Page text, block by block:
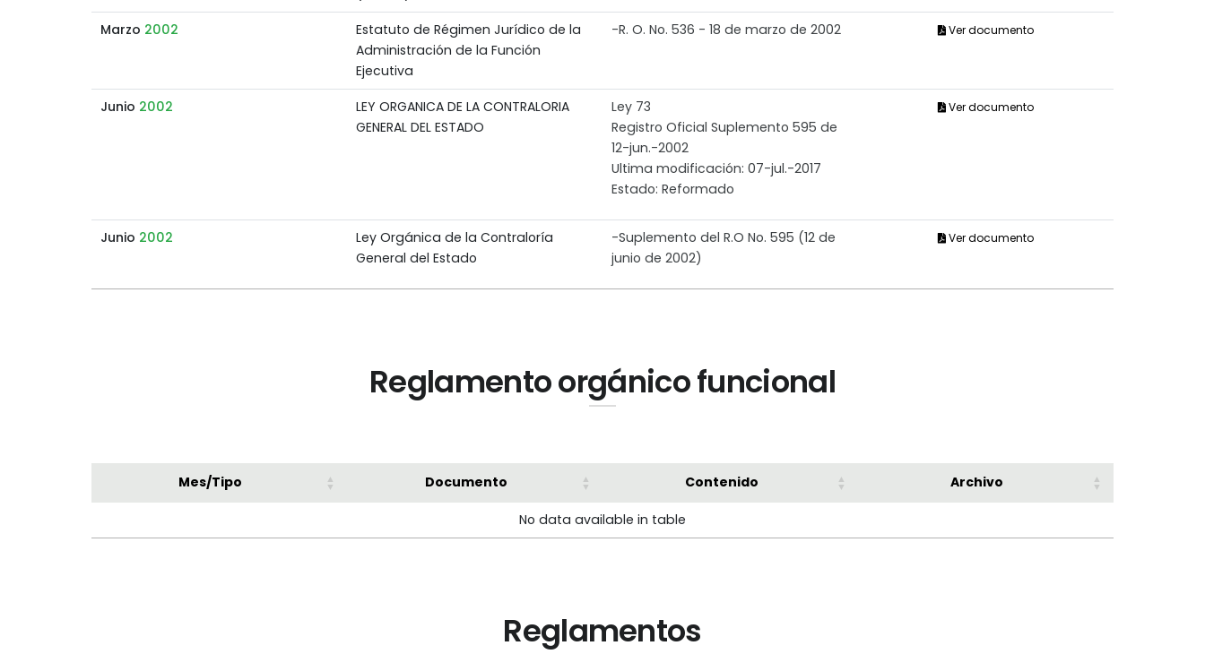
Marzo 2002
Estatuto de Régimen Jurídico de la
Administración de la Función
Ejecutiva
-R. O. No. 536 - 18 de marzo de 2002 Ver documento
Junio 2002
LEY ORGANICA DE LA CONTRALORIA
GENERAL DEL ESTADO
Ley 73
Registro Oficial Suplemento 595 de
12-jun.-2002
Ultima modificación: 07-jul.-2017
Estado: Reformado
Ver documento
Junio 2002
Ley Orgánica de la Contraloría
General del Estado
-Suplemento del R.O No. 595 (12 de
junio de 2002)
Ver documento
Reglamento orgánico funcional
Mes/Tipo Documento Contenido Archivo
No data available in table
Reglamentos